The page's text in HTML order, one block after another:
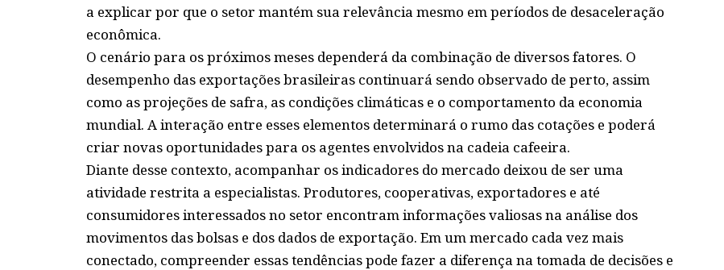
a explicar por que o setor mantém sua relevância mesmo em períodos de desaceleração
econômica.
O cenário para os próximos meses dependerá da combinação de diversos fatores. O
desempenho das exportações brasileiras continuará sendo observado de perto, assim
como as projeções de safra, as condições climáticas e o comportamento da economia
mundial. A interação entre esses elementos determinará o rumo das cotações e poderá
criar novas oportunidades para os agentes envolvidos na cadeia cafeeira.
Diante desse contexto, acompanhar os indicadores do mercado deixou de ser uma
atividade restrita a especialistas. Produtores, cooperativas, exportadores e até
consumidores interessados no setor encontram informações valiosas na análise dos
movimentos das bolsas e dos dados de exportação. Em um mercado cada vez mais
conectado, compreender essas tendências pode fazer a diferença na tomada de decisões e